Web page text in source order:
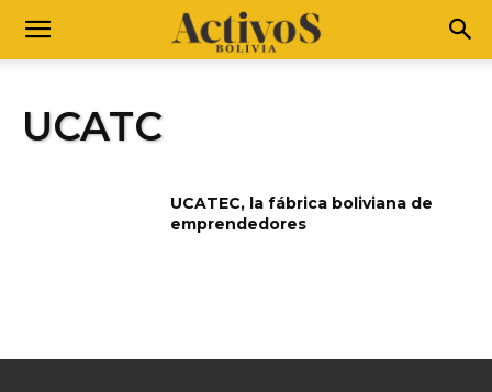
UCATC
UCATEC, la fábrica boliviana de
emprendedores